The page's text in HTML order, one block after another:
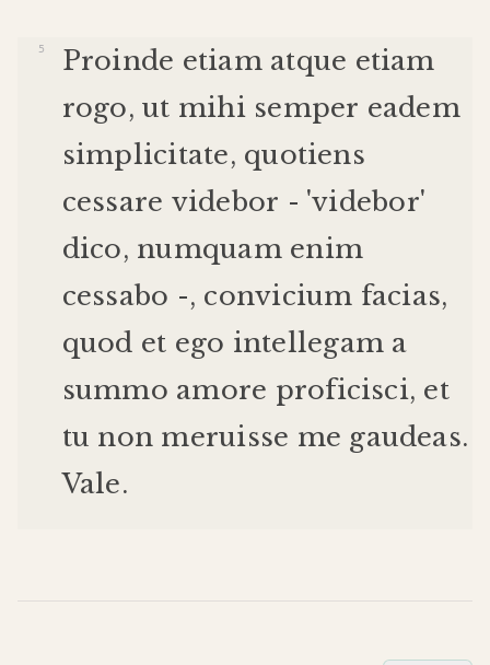
Proinde etiam atque etiam
rogo,ut mihi semper eadem
simplicitate, quotiens
cessare videbor - 'videbor'
dico, numquam enim
cessabo -, convicium facias,
quod et ego intellegam a
summo amore proficisci, et
tu non meruisse me gaudeas.
Vale.